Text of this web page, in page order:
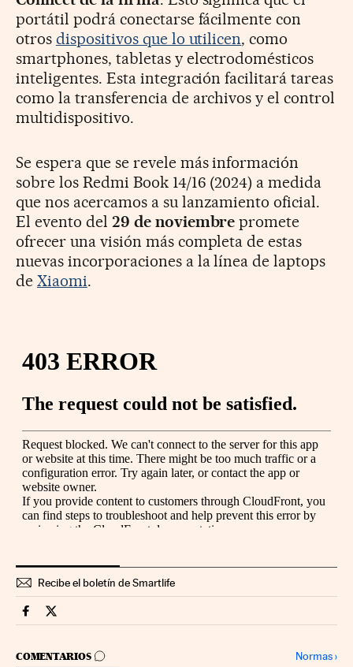
portátil podrá conectarse fácilmente con
otros dispositivos que lo utilicen, como
smartphones, tabletas y electrodomésticos
inteligentes. Esta integración facilitará tareas
como la transferencia de archivos y el control
multidispositivo.
Se espera que se revele más información
sobre los Redmi Book 14/16 (2024) a medida
que nos acercamos a su lanzamiento oficial.
El evento del 29 de noviembre promete
ofrecer una visión más completa de estas
nuevas incorporaciones a la línea de laptops
de Xiaomi.
Recibe el boletín de Smartlife
Smartlife Cinco Días en Facebook
Smartlife Cinco Días en Twitter
COMENTARIOS
IR A LOS COMENTARIOS Normas›